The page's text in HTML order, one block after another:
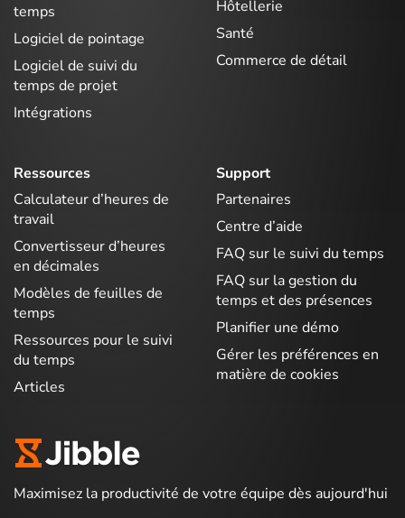
temps
Logiciel de pointage
Logiciel de suivi du
temps de projet
Intégrations
Hôtellerie
Santé
Commerce de détail
Ressources
Calculateur d’heures de
travail
Convertisseur d’heures
en décimales
Modèles de feuilles de
temps
Ressources pour le suivi
du temps
Articles
Support
Partenaires
Centre d’aide
FAQ sur le suivi du temps
FAQ sur la gestion du
temps et des présences
Planifier une démo
Gérer les préférences en
matière de cookies
Maximisez la productivité de votre équipe dès aujourd'hui